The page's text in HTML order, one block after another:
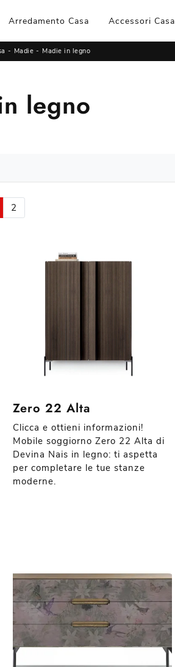
Arredamento Casa Accessori Casa
- Madie - Madie in legno
legno
2
Zero 22 Alta
Clicca e ottieni informazioni!
Mobile soggiorno Zero 22 Alta di
Devina Nais in legno: ti aspetta
per completare le tue stanze
moderne.